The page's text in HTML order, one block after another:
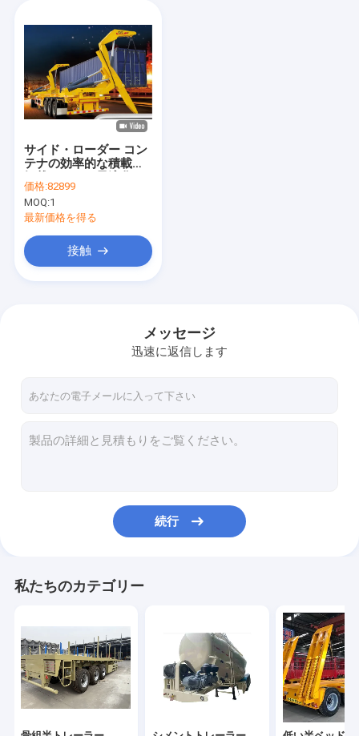
サイド・ローダー コン
テナの効率的な積載と
れたセミトレーラー 安
定性と安全性が向上 ア
フリカでの販売
価格:82899
MOQ:1
最新価格を得る
接触
メッセージ
迅速に返信します
続行
私たちのカテゴリー